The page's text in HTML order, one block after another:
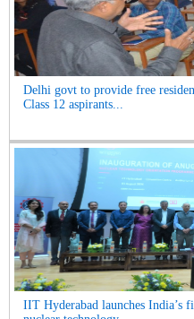
Delhi govt to provide free
Class 12 aspirants...
IIT Hyderabad launches India’s